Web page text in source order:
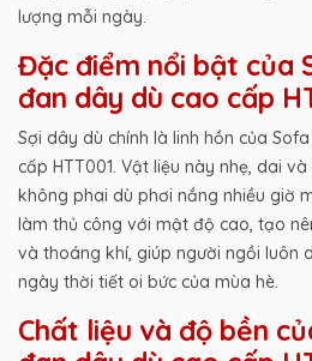
lượng mỗi ngày.
Đặc điểm nổi bật của
đan dây dù cao cấp
Sợi dây dù chính là linh hồn của
cấp HTT001. Vật liệu này nhẹ, dai
không phai dù phơi nắng nhiều giờ
làm thủ công với mật độ cao, tạo
và thoáng khí, giúp người ngồi luôn
ngày thời tiết oi bức của mùa hè.
Chất liệu và độ bền